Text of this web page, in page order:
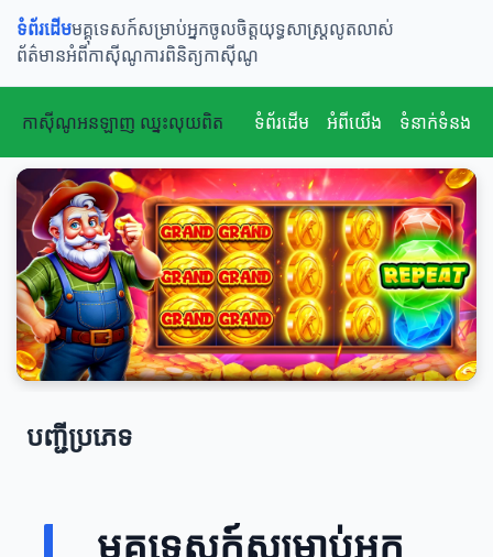
ទំព័រដើមមគ្គុទេសក៍សម្រាប់អ្នកចូលចិត្តយុទ្ធសាស្ត្រលូតលាស់
ព័ត៌មានអំពីកាស៊ីណូការពិនិត្យកាស៊ីណូ
កាស៊ីណូអនឡាញ ឈ្នះលុយពិត ទំព័រដើម អំពីយើង ទំនាក់ទំនង
បញ្ជីប្រភេទ
មគ្គុទេសក៍សម្រាប់អ្នក